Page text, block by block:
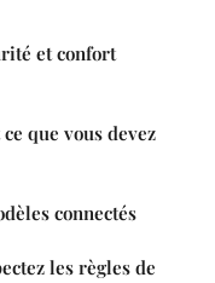
et confort
que vous devez
connectés
les règles de